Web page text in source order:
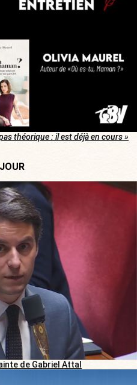
théorique : il est déjà en cours »
de Gabriel Attal